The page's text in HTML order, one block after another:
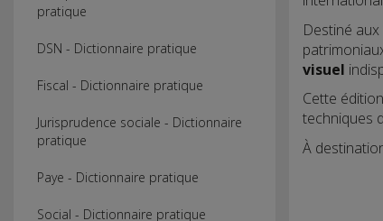
pratique
DSN - Dictionnaire pratique
Fiscal - Dictionnaire pratique
Jurisprudence sociale - Dictionnaire
pratique
Paye - Dictionnaire pratique
Social - Dictionnaire pratique
Destiné aux
visuel
Cette
techniques
À